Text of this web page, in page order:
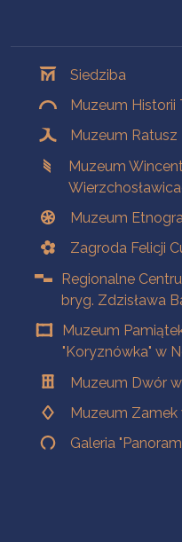
Siedziba
Muzeum Historii
Muzeum Ratusz
Muzeum
Muzeum
Zagroda Felicji
Regionalne
bryg. Zdzisława
Muzeum
"Koryznówka" w
Muzeum Dwór
Muzeum Zamek
Galeria